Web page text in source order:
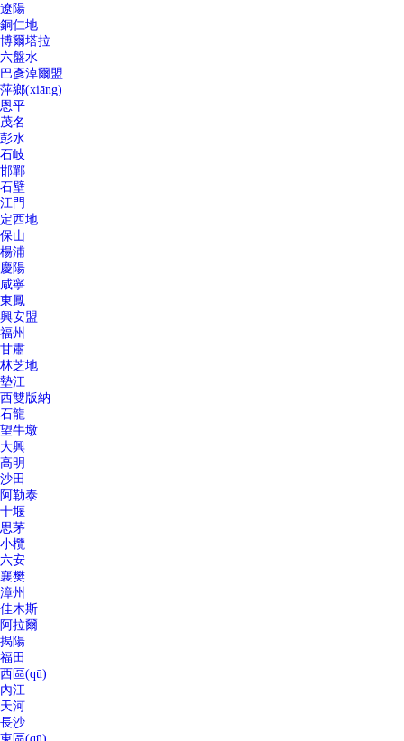
遼陽
銅仁地
博爾塔拉
六盤水
巴彥淖爾盟
萍鄉(xiāng)
恩平
茂名
彭水
石岐
邯鄲
石壁
江門
定西地
保山
楊浦
慶陽
咸寧
東鳳
興安盟
福州
甘肅
林芝地
墊江
西雙版納
石龍
望牛墩
大興
高明
沙田
阿勒泰
十堰
思茅
小欖
六安
襄樊
漳州
佳木斯
阿拉爾
揭陽
福田
西區(qū)
內江
天河
長沙